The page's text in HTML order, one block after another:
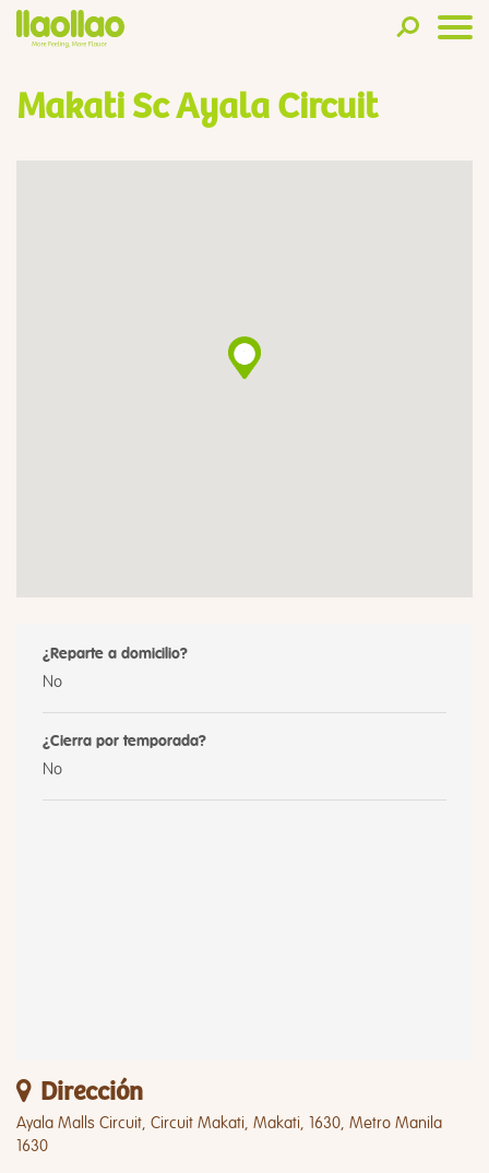
Makati Sc Ayala Circuit
¿Reparte a domicilio?
No
¿Cierra por temporada?
No
Dirección
Ayala Malls Circuit, Circuit Makati, Makati, 1630, Metro Manila
1630